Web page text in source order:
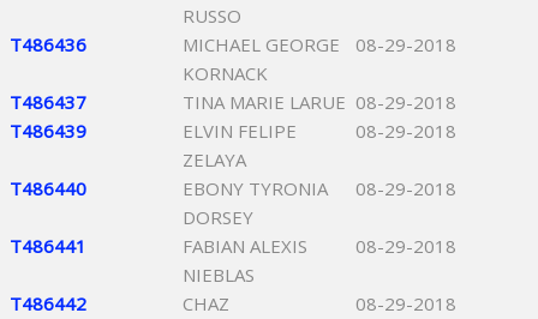
RUSSO
T486436
MICHAEL GEORGE
KORNACK
08-29-2018
T486437 TINA MARIE LARUE 08-29-2018
T486439
ELVIN FELIPE
ZELAYA
08-29-2018
T486440
EBONY TYRONIA
DORSEY
08-29-2018
T486441
FABIAN ALEXIS
NIEBLAS
08-29-2018
T486442
CHAZ
08-29-2018